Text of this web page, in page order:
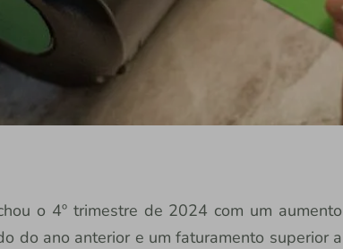
o 4º trimestre de 2024 com um aumento
do ano anterior e um faturamento superior a